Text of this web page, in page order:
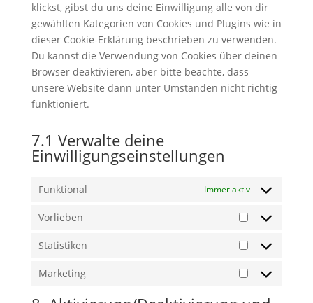
klickst, gibst du uns deine Einwilligung alle von dir
gewählten Kategorien von Cookies und Plugins wie in
dieser Cookie-Erklärung beschrieben zu verwenden.
Du kannst die Verwendung von Cookies über deinen
Browser deaktivieren, aber bitte beachte, dass
unsere Website dann unter Umständen nicht richtig
funktioniert.
7.1 Verwalte deine
Einwilligungseinstellungen
Funktional Immer aktiv
Vorlieben
Vorlieben
Statistiken
Statistiken
Marketing
Marketing